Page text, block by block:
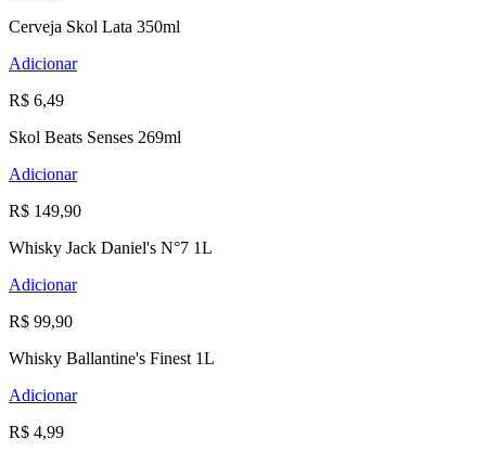
Cerveja Skol Lata 350ml
Adicionar
R$ 6,49
Skol Beats Senses 269ml
Adicionar
R$ 149,90
Whisky Jack Daniel's N°7 1L
Adicionar
R$ 99,90
Whisky Ballantine's Finest 1L
Adicionar
R$ 4,99